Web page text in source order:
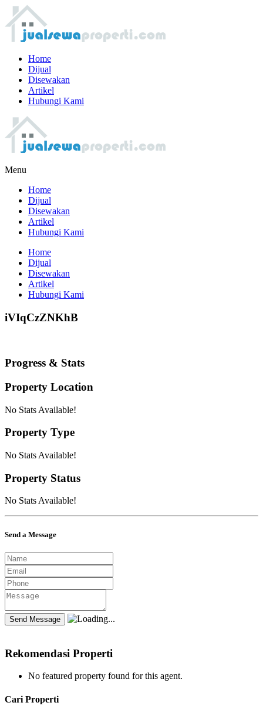
Home
Dijual
Disewakan
Artikel
Hubungi Kami
Menu
Home
Dijual
Disewakan
Artikel
Hubungi Kami
Home
Dijual
Disewakan
Artikel
Hubungi Kami
iVIqCzZNKhB
Progress & Stats
Property Location
No Stats Available!
Property Type
No Stats Available!
Property Status
No Stats Available!
Send a Message
Rekomendasi Properti
No featured property found for this agent.
Cari Properti